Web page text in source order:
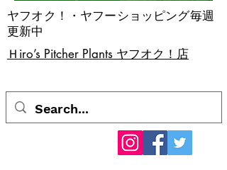
​Ｈiro’s Pitcher Plants ヤフオク！店
ヤフオク！・ヤフーショッピング毎週
更新中